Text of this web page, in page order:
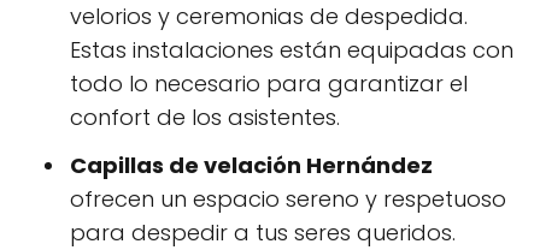
velorios y ceremonias de despedida.
Estas instalaciones están equipadas con
todo lo necesario para garantizar el
confort de los asistentes.
Capillas de velación Hernández
ofrecen un espacio sereno y respetuoso
para despedir a tus seres queridos.